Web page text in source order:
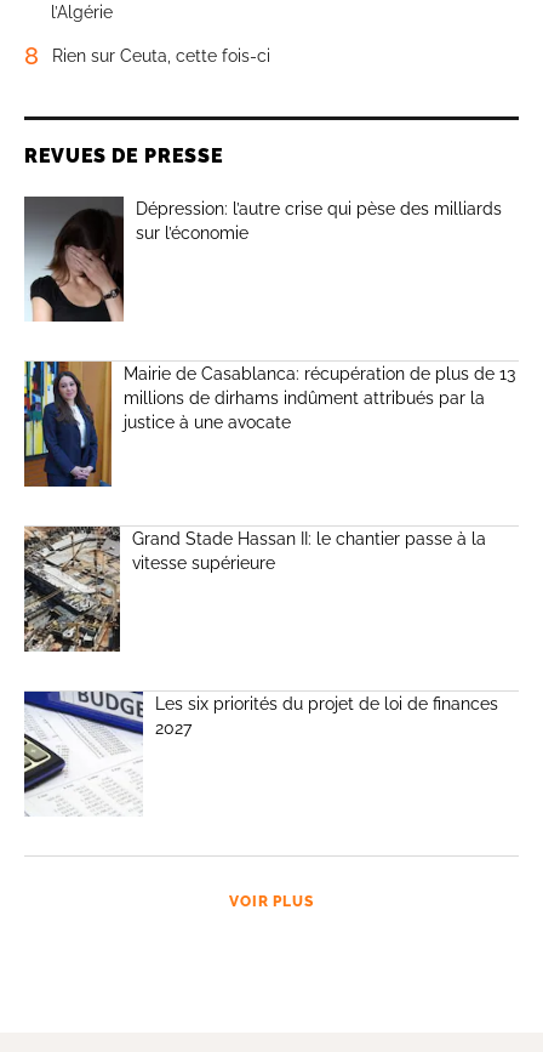
l’Algérie
8 Rien sur Ceuta, cette fois-ci
REVUES DE PRESSE
Dépression: l’autre crise qui pèse des milliards
sur l’économie
Mairie de Casablanca: récupération de plus de 13
millions de dirhams indûment attribués par la
justice à une avocate
Grand Stade Hassan II: le chantier passe à la
vitesse supérieure
Les six priorités du projet de loi de finances
2027
VOIR PLUS